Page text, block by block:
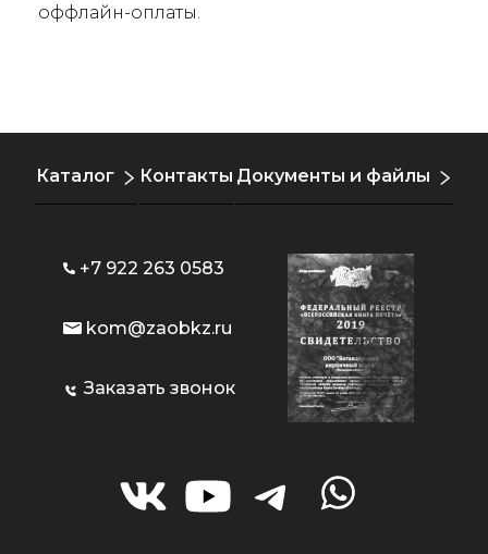
оффлайн-оплаты.
Каталог Контакты Документы и файлы
+7 922 263 0583
kom@zaobkz.ru
Заказать звонок